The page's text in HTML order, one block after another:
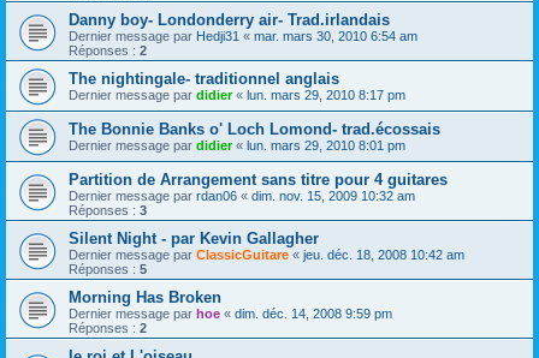
Danny boy- Londonderry air- Trad.irlandais
Dernier message par Hedji31 « mar. mars 30, 2010 6:54 am
Réponses : 2
The nightingale- traditionnel anglais
Dernier message par didier« lun. mars 29, 2010 8:17 pm
The Bonnie Banks o' Loch Lomond- trad.écossais
Dernier message par didier« lun. mars 29, 2010 8:01 pm
Partition de Arrangement sans titre pour 4 guitares
Dernier message par rdan06 « dim. nov. 15, 2009 10:32 am
Réponses : 3
Silent Night - par Kevin Gallagher
Dernier message par ClassicGuitare « jeu. déc. 18, 2008 10:42 am
Réponses : 5
Morning Has Broken
Dernier message par hoe « dim. déc. 14, 2008 9:59 pm
Réponses : 2